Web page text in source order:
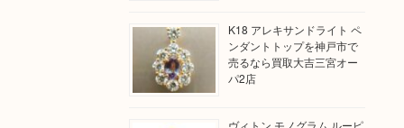
K18 アレキサンドライト ペ
ンダントトップを神戸市で
売るなら買取大吉三宮オー
パ2店